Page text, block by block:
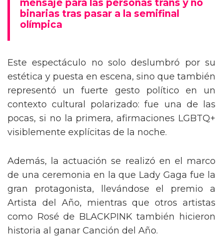
mensaje para las personas trans y no
binarias tras pasar a la semifinal
olímpica
Este espectáculo no solo deslumbró por su
estética y puesta en escena, sino que también
representó un fuerte gesto político en un
contexto cultural polarizado: fue una de las
pocas, si no la primera, afirmaciones LGBTQ+
visiblemente explícitas de la noche.
Además, la actuación se realizó en el marco
de una ceremonia en la que Lady Gaga fue la
gran protagonista, llevándose el premio a
Artista del Año, mientras que otros artistas
como Rosé de BLACKPINK también hicieron
historia al ganar Canción del Año.